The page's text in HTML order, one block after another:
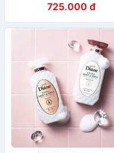
450ML + Sữa tắm giàu độ
Moist Diane 500ML
725.000 đ